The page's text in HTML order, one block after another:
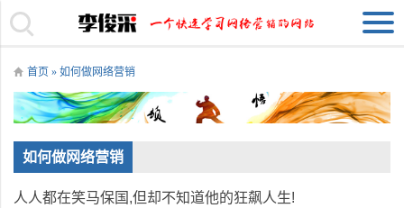
首页 » 如何做网络营销
如何做网络营销
人人都在笑马保国,但却不知道他的狂飙人生!